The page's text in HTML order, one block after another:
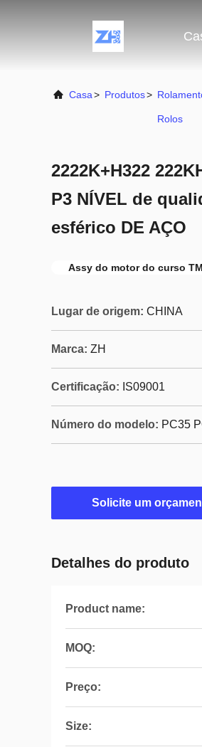
Casa> Produtos>
Rolos
2222K+H322
P3 NÍVEL de
esférico DE AÇO
Assy do motor do curso
Lugar de origem: CHINA
Marca: ZH
Certificação: IS09001
Número do modelo: PC35
Solicite um
Detalhes do produto
Product name:
MOQ:
Preço:
Size: